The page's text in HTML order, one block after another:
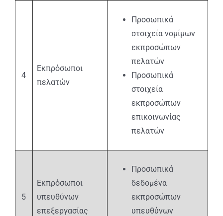
4
Εκπρόσωποι
πελατών
Προσωπικά
στοιχεία νομίμων
εκπροσώπων
πελατών
Προσωπικά
στοιχεία
εκπροσώπων
επικοινωνίας
πελατών
5
Εκπρόσωποι
υπευθύνων
επεξεργασίας
Προσωπικά
δεδομένα
εκπροσώπων
υπευθύνων